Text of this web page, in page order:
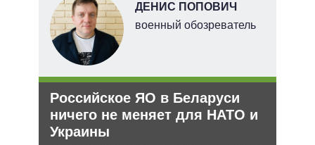
ДЕНИС ПОПОВИЧ
военный обозреватель
Российское ЯО в Беларуси
ничего не меняет для НАТО и
Украины